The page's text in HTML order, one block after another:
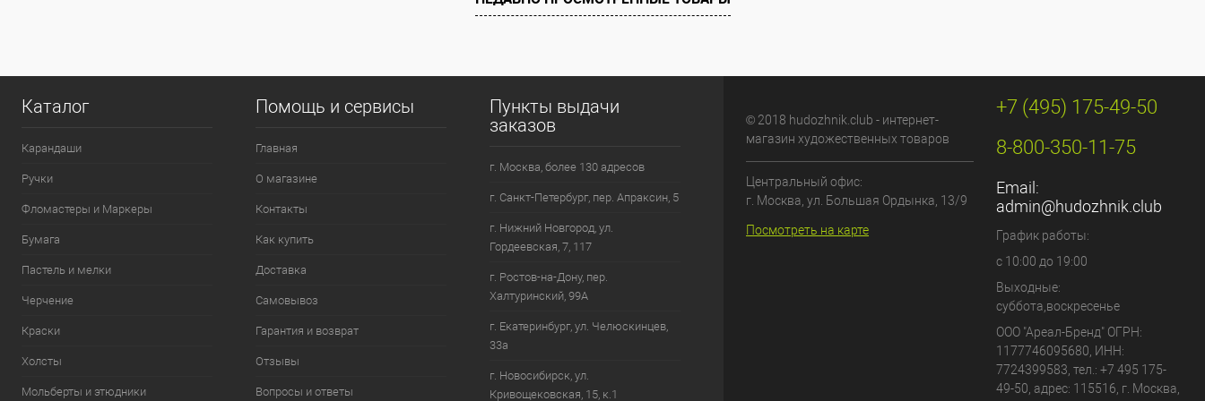
Каталог
Карандаши
Ручки
Фломастеры и Маркеры
Бумага
Пастель и мелки
Черчение
Краски
Холсты
Мольберты и этюдники
Помощь и сервисы
Главная
О магазине
Контакты
Как купить
Доставка
Самовывоз
Гарантия и возврат
Отзывы
Вопросы и ответы
Пункты выдачи
заказов
г. Москва, более 130 адресов
г. Санкт-Петербург, пер. Апраксин, 5
г. Нижний Новгород, ул.
Гордеевская, 7, 117
г. Ростов-на-Дону, пер.
Халтуринский, 99А
г. Екатеринбург, ул. Челюскинцев,
33а
г. Новосибирск, ул.
Кривощековская, 15, к.1
© 2018 hudozhnik.club - интернет-
магазин художественных товаров
Центральный офис:
г. Москва, ул. Большая Ордынка, 13/9
Посмотреть на карте
+7 (495) 175-49-50
8-800-350-11-75
Email:
admin@hudozhnik.club
График работы:
с 10:00 до 19:00
Выходные:
суббота,воскресенье
ООО "Ареал-Бренд" ОГРН:
1177746095680, ИНН:
7724399583, тел.: +7 495 175-
49-50, адрес: 115516, г. Москва,